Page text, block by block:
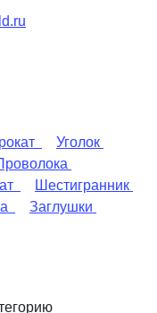
Уголок
Шестигранник
Заглушки